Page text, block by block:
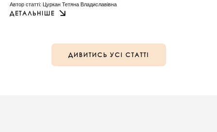
Автор статті: Цуркан Тетяна Владиславівна
ДЕТАЛЬНІШЕ
ДИВИТИСЬ УСІ СТАТТІ